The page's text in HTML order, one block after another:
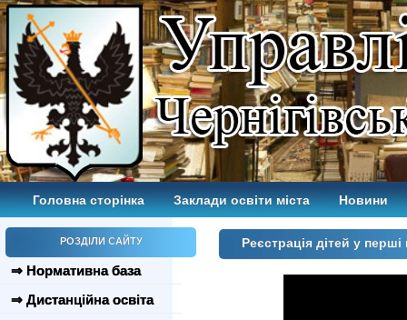
Головна сторінка Заклади освіти міста Новини
РОЗДІЛИ САЙТУ
⇒ Нормативна база
⇒ Дистанційна освіта
Реєстрація дітей у перші